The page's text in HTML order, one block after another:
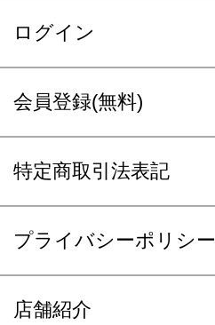
ログイン
会員登録(無料)
特定商取引法表記
プライバシーポリシー
店舗紹介